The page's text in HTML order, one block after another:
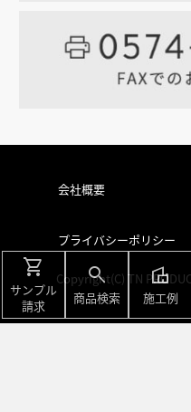
shopping_cart
サンプル
請求
search
商品検索
villa
施工例
会社概要
プライバシーポリシー
Copyright(C) TN